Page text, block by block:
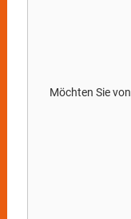
Möchten Sie